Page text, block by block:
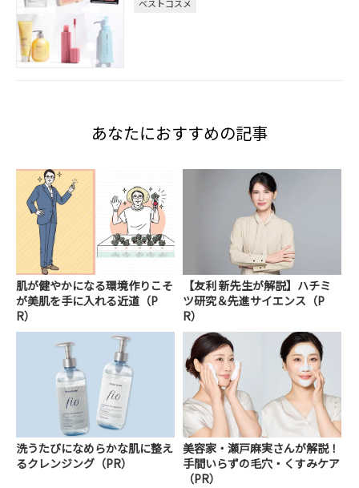
ベストコスメ
あなたにおすすめの記事
肌が健やかになる環境作りこそ
が美肌を手に入れる近道（P
R）
【友利 新先生が解説】ハチミ
ツ研究＆先進サイエンス（P
R）
洗うたびになめらかな肌に整え
るクレンジング（PR）
美容家・瀬戸麻実さんが解説！
手間いらずの毛穴・くすみケア
（PR）